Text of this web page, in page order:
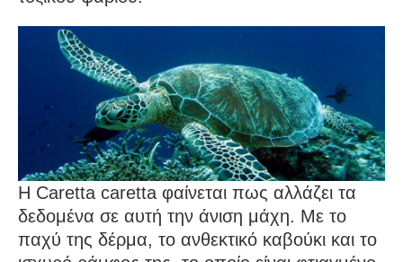
Η Caretta caretta φαίνεται πως αλλάζει τα
δεδομένα σε αυτή την άνιση μάχη. Με το
παχύ της δέρμα, το ανθεκτικό καβούκι και το